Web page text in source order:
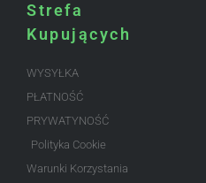
Strefa
Kupujących
WYSYŁKA
PŁATNOŚĆ
PRYWATYNOŚĆ
Polityka Cookie
Warunki Korzystania